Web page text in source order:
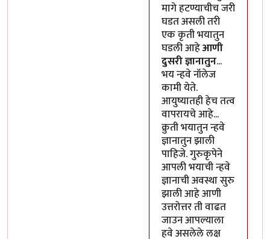
मागे हटण्याचीच जरी
घडत असली तरी
एक कृती भयातुन
घडली आहेआणी
दुसरी ज्ञानातुन...
भय न्हवे नॉलेज
कामी येते.
आयुष्यातही हेच तत्व
वापरायचे आहे...
क्रुती भयातुन न्हवे
ज्ञानातुन झाली
पाहिजे. गुरुकृपेने
आपली भयाची न्हवे
ज्ञानाची अवस्था सुरु
झाली आहे आणी
उत्तरोत्तर ती वाढत
जाउन आपल्याला
हवे असलेले लक्ष